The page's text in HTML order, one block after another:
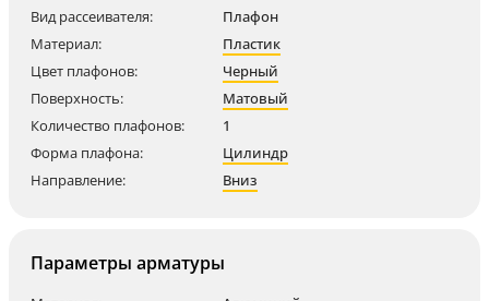
Вид рассеивателя:
Плафон
Материал:
Пластик
Цвет плафонов:
Черный
Поверхность:
Матовый
Количество плафонов:
1
Форма плафона:
Цилиндр
Направление:
Вниз
Параметры арматуры